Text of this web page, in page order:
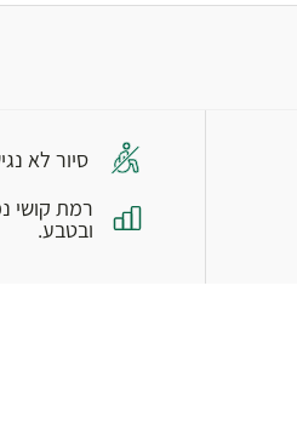
סיור לא
רמת קושי
ובטבע.